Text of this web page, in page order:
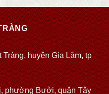
huyện Gia Lâm, tp
phường Bưởi, quận Tây